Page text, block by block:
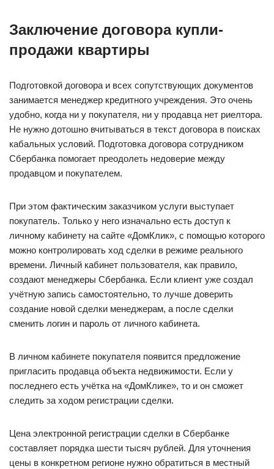
Заключение договора купли-
продажи квартиры
Подготовкой договора и всех сопутствующих документов
занимается менеджер кредитного учреждения. Это очень
удобно, когда ни у покупателя, ни у продавца нет риелтора.
Не нужно дотошно вчитываться в текст договора в поисках
кабальных условий. Подготовка договора сотрудником
Сбербанка помогает преодолеть недоверие между
продавцом и покупателем.
При этом фактическим заказчиком услуги выступает
покупатель. Только у него изначально есть доступ к
личному кабинету на сайте «ДомКлик», с помощью которого
можно контролировать ход сделки в режиме реального
времени. Личный кабинет пользователя, как правило,
создают менеджеры Сбербанка. Если клиент уже создал
учётную запись самостоятельно, то лучше доверить
создание новой сделки менеджерам, а после сделки
сменить логин и пароль от личного кабинета.
В личном кабинете покупателя появится предложение
пригласить продавца объекта недвижимости. Если у
последнего есть учётка на «ДомКлике», то и он сможет
следить за ходом регистрации сделки.
Цена электронной регистрации сделки в Сбербанке
составляет порядка шести тысяч рублей. Для уточнения
цены в конкретном регионе нужно обратиться в местный